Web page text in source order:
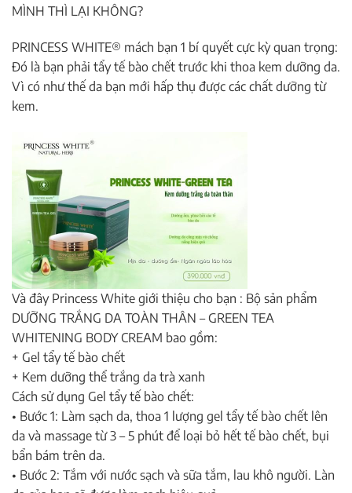
MÌNH THÌ LẠI KHÔNG?
PRINCESS WHITE® mách bạn 1 bí quyết cực kỳ quan trọng:
Đó là bạn phải tẩy tế bào chết trước khi thoa kem dưỡng da.
Vì có như thế da bạn mới hấp thụ được các chất dưỡng từ
kem.
Và đây Princess White giới thiệu cho bạn : Bộ sản phẩm
DƯỠNG TRẮNG DA TOÀN THÂN – GREEN TEA
WHITENING BODY CREAM bao gồm:
+ Gel tẩy tế bào chết
+ Kem dưỡng thể trắng da trà xanh
Cách sử dụng Gel tẩy tế bào chết:
• Bước 1: Làm sạch da, thoa 1 lượng gel tẩy tế bào chết lên
da và massage từ 3 – 5 phút để loại bỏ hết tế bào chết, bụi
bẩn bám trên da.
• Bước 2: Tắm với nước sạch và sữa tắm, lau khô người. Làn